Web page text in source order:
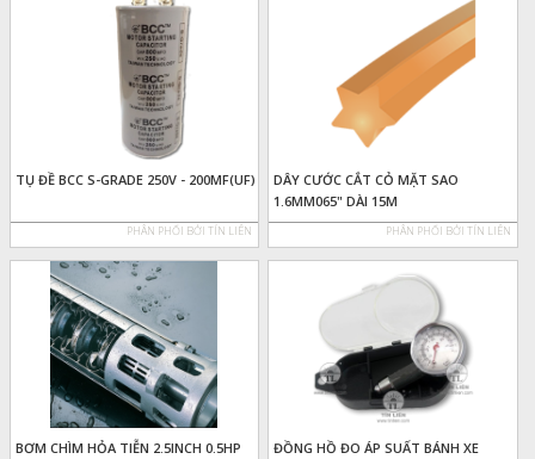
TỤ ĐỀ BCC S-GRADE 250V - 200MF(UF)
PHÂN PHỐI BỞI TÍN LIÊN
DÂY CƯỚC CẮT CỎ MẶT SAO
1.6MM065" DÀI 15M
PHÂN PHỐI BỞI TÍN LIÊN
BƠM CHÌM HỎA TIỄN 2.5INCH 0.5HP
ĐỒNG HỒ ĐO ÁP SUẤT BÁNH XE